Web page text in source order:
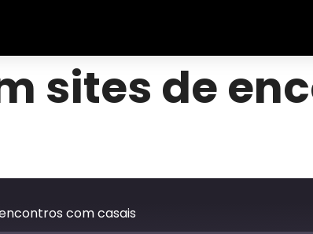
sites de
com casais